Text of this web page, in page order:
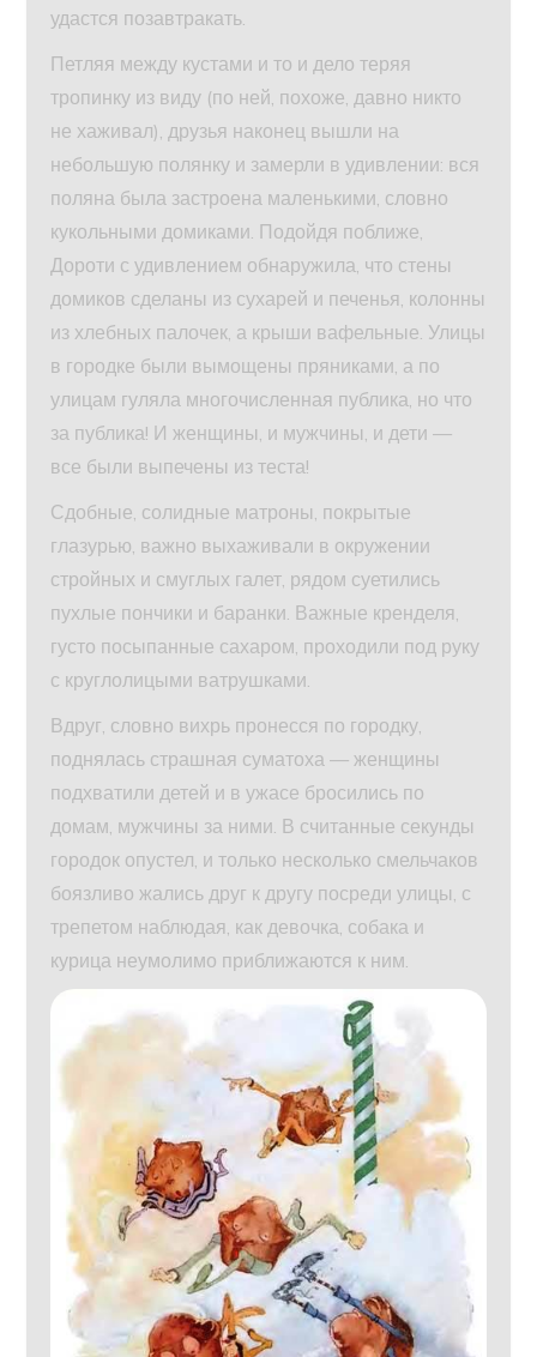
удастся позавтракать.
Петляя между кустами и то и дело теряя
тропинку из виду (по ней, похоже, давно никто
не хаживал), друзья наконец вышли на
небольшую полянку и замерли в удивлении: вся
поляна была застроена маленькими, словно
кукольными домиками. Подойдя поближе,
Дороти с удивлением обнаружила, что стены
домиков сделаны из сухарей и печенья, колонны
из хлебных палочек, а крыши вафельные. Улицы
в городке были вымощены пряниками, а по
улицам гуляла многочисленная публика, но что
за публика! И женщины, и мужчины, и дети —
все были выпечены из теста!
Сдобные, солидные матроны, покрытые
глазурью, важно выхаживали в окружении
стройных и смуглых галет, рядом суетились
пухлые пончики и баранки. Важные кренделя,
густо посыпанные сахаром, проходили под руку
с круглолицыми ватрушками.
Вдруг, словно вихрь пронесся по городку,
поднялась страшная суматоха — женщины
подхватили детей и в ужасе бросились по
домам, мужчины за ними. В считанные секунды
городок опустел, и только несколько смельчаков
боязливо жались друг к другу посреди улицы, с
трепетом наблюдая, как девочка, собака и
курица неумолимо приближаются к ним.